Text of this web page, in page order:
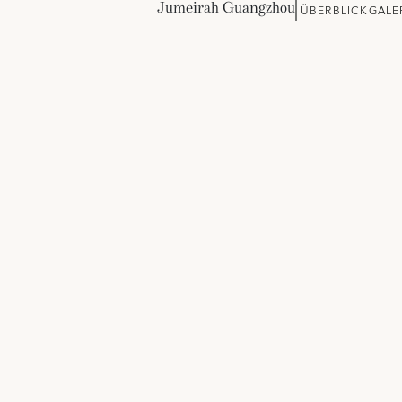
Jumeirah Guangzhou ÜBERBLICK